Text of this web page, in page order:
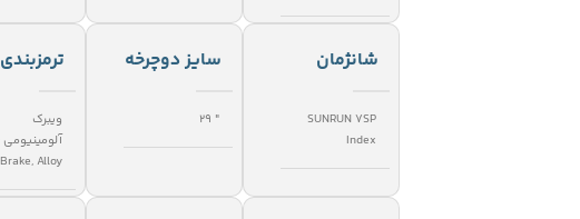
شانژمان
SUNRUN 7SP
Index
سایز دوچرخه
" 29
ترمزبندی
ویبرک
Brake, Alloy)